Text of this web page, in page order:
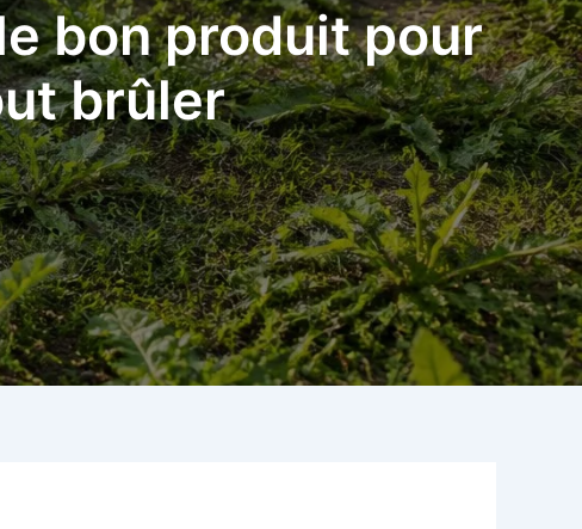
bon produit pour
brûler